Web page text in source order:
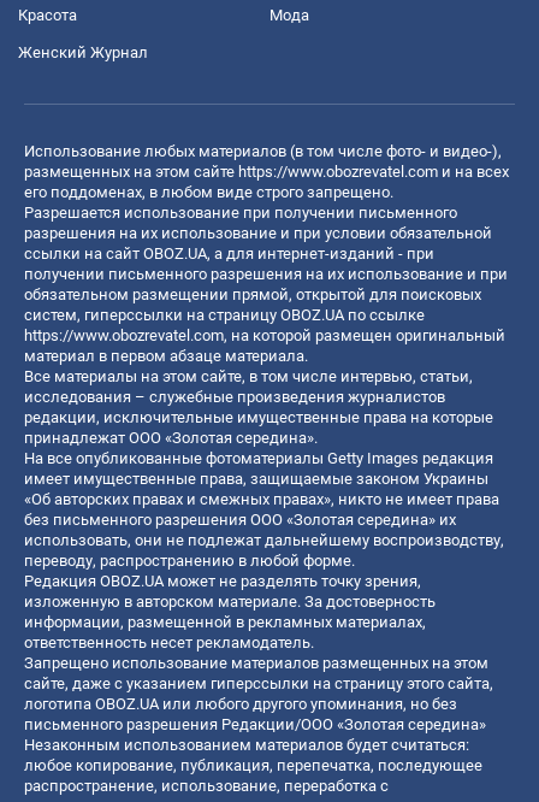
Красота Мода
Женский Журнал
Использование любых материалов (в том числе фото- и видео-),
размещенных на этом сайте https://www.obozrevatel.com и на всех
его поддоменах, в любом виде строго запрещено.
Разрешается использование при получении письменного
разрешения на их использование и при условии обязательной
ссылки на сайт OBOZ.UA, а для интернет-изданий - при
получении письменного разрешения на их использование и при
обязательном размещении прямой, открытой для поисковых
систем, гиперссылки на страницу OBOZ.UA по ссылке
https://www.obozrevatel.com, на которой размещен оригинальный
материал в первом абзаце материала.
Все материалы на этом сайте, в том числе интервью, статьи,
исследования – служебные произведения журналистов
редакции, исключительные имущественные права на которые
принадлежат ООО «Золотая середина».
На все опубликованные фотоматериалы Getty Images редакция
имеет имущественные права, защищаемые законом Украины
«Об авторских правах и смежных правах», никто не имеет права
без письменного разрешения ООО «Золотая середина» их
использовать, они не подлежат дальнейшему воспроизводству,
переводу, распространению в любой форме.
Редакция OBOZ.UA может не разделять точку зрения,
изложенную в авторском материале. За достоверность
информации, размещенной в рекламных материалах,
ответственность несет рекламодатель.
Запрещено использование материалов размещенных на этом
сайте, даже с указанием гиперссылки на страницу этого сайта,
логотипа OBOZ.UA или любого другого упоминания, но без
письменного разрешения Редакции/ООО «Золотая середина»
Незаконным использованием материалов будет считаться:
любое копирование, публикация, перепечатка, последующее
распространение, использование, переработка с